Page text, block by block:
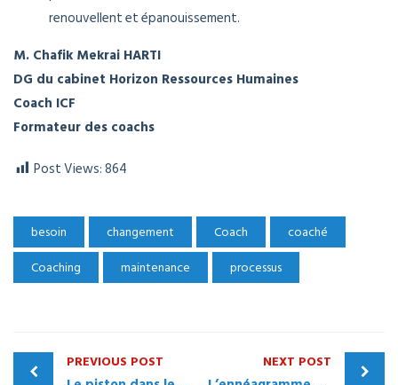
renouvellent et épanouissement.
M. Chafik Mekrai HARTI
DG du cabinet Horizon Ressources Humaines
Coach ICF
Formateur des coachs
Post Views:864
besoin changement Coach
coaché
Coaching
maintenance processus
PREVIOUS POST NEXT POST